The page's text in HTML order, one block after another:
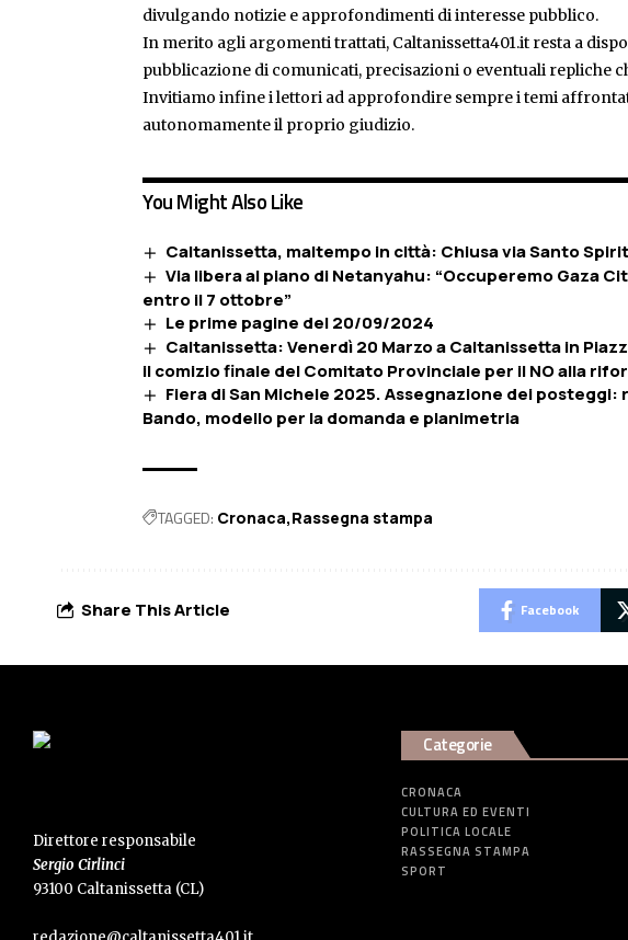
divulgando notizie e approfondimenti di interesse pubblico.
In merito agli argomenti trattati, Caltanissetta401.it resta a
pubblicazione di comunicati, precisazioni o eventuali repliche
Invitiamo infine i lettori ad approfondire sempre i temi
autonomamente il proprio giudizio.
You Might Also Like
Caltanissetta, maltempo in città: Chiusa via Santo
Via libera al piano di Netanyahu: “Occuperemo Gaza
entro il 7 ottobre”
Le prime pagine del 20/09/2024
Caltanissetta: Venerdì 20 Marzo a Caltanissetta in
il comizio finale del Comitato Provinciale per il NO alla
Fiera di San Michele 2025. Assegnazione dei
Bando, modello per la domanda e planimetria
TAGGED: Cronaca Rassegna stampa
Share This Article Facebook
Direttore responsabile
Sergio Cirlinci
93100 Caltanissetta (CL)
Categorie
CRONACA
CULTURA ED EVENTI
POLITICA LOCALE
RASSEGNA STAMPA
SPORT